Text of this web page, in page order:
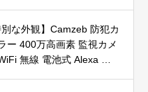
別な外観】Camzeb 防犯カ
ー 400万高画素 監視カメ
無線 電池式 Alexa 赤